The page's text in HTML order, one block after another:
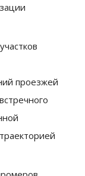
проезжей